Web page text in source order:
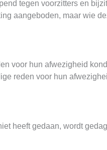
tegen voorzitters en
aangeboden, maar wie
voor hun afwezigheid
reden voor hun
heeft gedaan, wordt